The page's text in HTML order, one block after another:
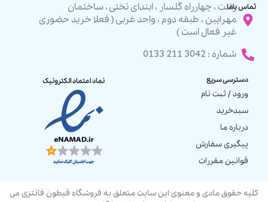
تماس بامارشت ، چهارراه گلسار ، ابتدای تختی ، ساختمان
مهرایین ، طبقه دوم ، واحد غربی ( فعلا خرید حضوری
غیر فعال است )
شماره : 3042 211 0133
دسترسی سریع
ورود / ثبت نام
سبدخرید
درباره ما
پیگیری سفارش
قوانین مقررات
نماد اعتماد الکترونیک
کلیه حقوق مادی و معنوی این سایت متعلق به فروشگاه قیطون فانتزی می